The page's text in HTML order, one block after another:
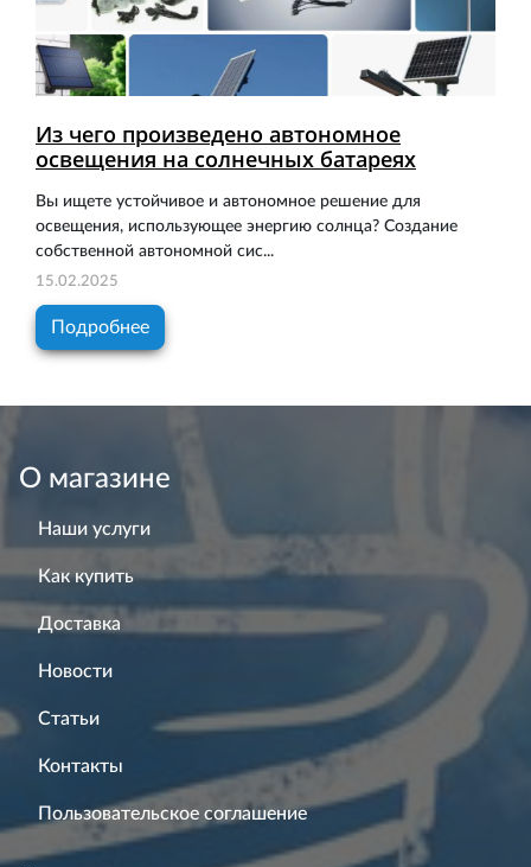
Из чего произведено автономное
освещения на солнечных батареях
Вы ищете устойчивое и автономное решение для
освещения, использующее энергию солнца? Создание
собственной автономной сис...
15.02.2025
Подробнее
О магазине
Наши услуги
Как купить
Доставка
Новости
Статьи
Контакты
Пользовательское соглашение